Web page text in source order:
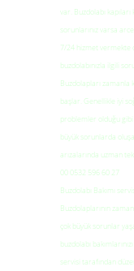
var. Buzdolabı
sorunlarınız varsa
7/24 hizmet vermekte
buzdolabınızla ilgili
Buzdolapları zamanla
başlar. Genellikle iyi
problemler olduğu gibi
büyük sorunlarda
arızalarında uzman
00 0532 596 60 27
Buzdolabı Bakımı
Buzdolaplarının
çok büyük sorunlar
buzdolabı
servisi tarafından